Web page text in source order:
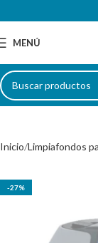
MENÚ
Inicio Limpiafondos
-27%